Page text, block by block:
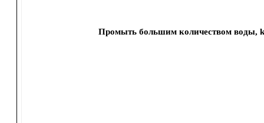
Промыть большим количеством воды,